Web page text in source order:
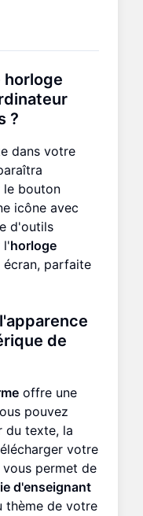
horloge
?
dans votre
le bouton
icône avec
d'outils
l'horloge
écran, parfaite
de
offre une
pouvez
du texte, la
votre
permet de
d'enseignant
thème de votre